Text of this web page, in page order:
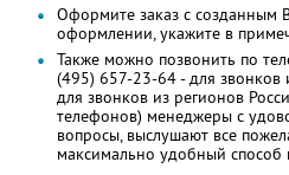
Оформите заказ с созданным
оформлении, укажите в
Также можно позвонить по
(495) 657-23-64 - для
для звонков из регионов
телефонов) менеджеры с
вопросы, выслушают все
максимально удобный способ